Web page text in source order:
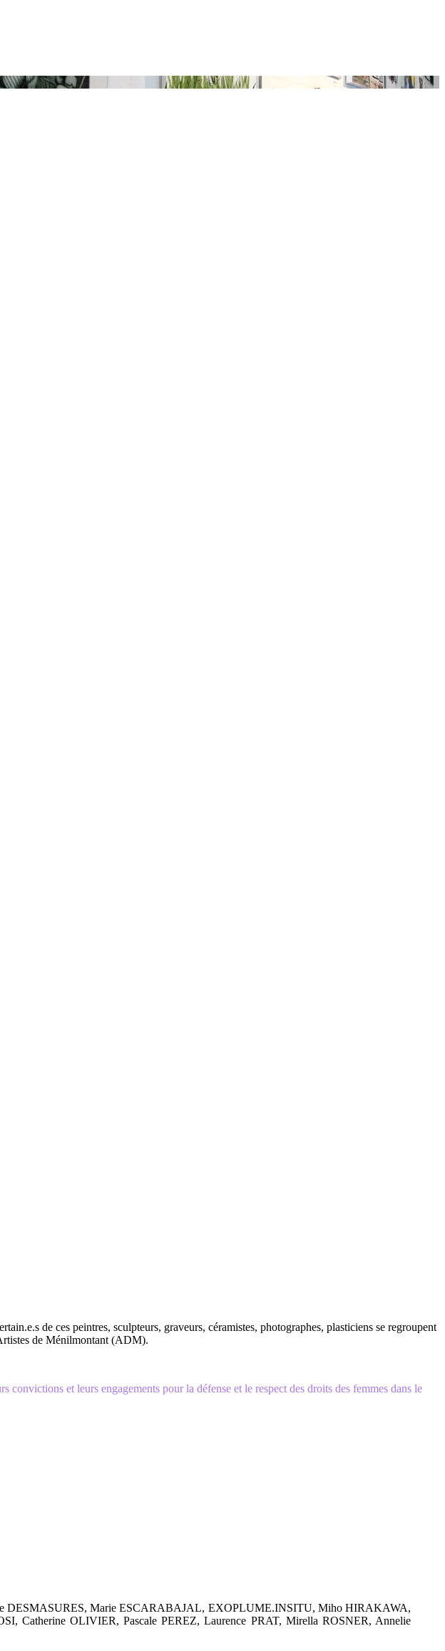
de ces peintres, sculpteurs, graveurs, céramistes, photographes, plasticiens se regroupent
de Ménilmontant (ADM).
et leurs engagements pour la défense et le respect des droits des femmes dans le
Marie ESCARABAJAL, EXOPLUME.INSITU, Miho HIRAKAWA,
OLIVIER, Pascale PEREZ, Laurence PRAT, Mirella ROSNER, Annelie